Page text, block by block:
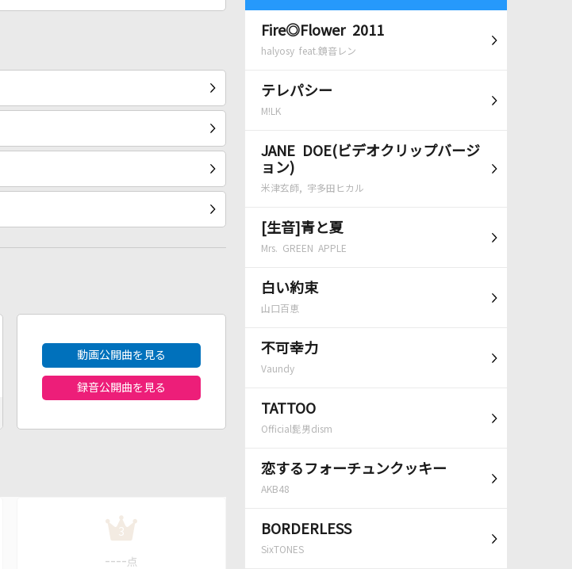
Fire◎Flower 2011
halyosy feat.鏡音レン
テレパシー
M!LK
JANE DOE(ビデオクリップバージ
ョン)
米津玄師, 宇多田ヒカル
[生音]青と夏
Mrs. GREEN APPLE
白い約束
山口百恵
不可幸力
Vaundy
TATTOO
Official髭男dism
恋するフォーチュンクッキー
AKB48
BORDERLESS
SixTONES
動画公開曲を見る
録音公開曲を見る
3
---- 点